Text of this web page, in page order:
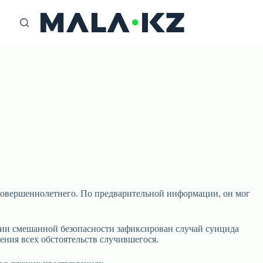
По предварительной информации, он мог
смешанной безопасности зафиксирован случай суицида
всех обстоятельств случившегося.